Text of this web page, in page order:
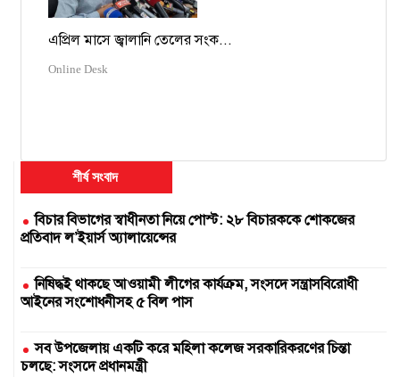
এপ্রিল মাসে জ্বালানি তেলের সংক...
Online Desk
শীর্ষ সংবাদ
বিচার বিভাগের স্বাধীনতা নিয়ে পোস্ট: ২৮ বিচারককে শোকজের
প্রতিবাদ ল’ইয়ার্স অ্যালায়েন্সের
নিষিদ্ধই থাকছে আওয়ামী লীগের কার্যক্রম, সংসদে সন্ত্রাসবিরোধী
আইনের সংশোধনীসহ ৫ বিল পাস
সব উপজেলায় একটি করে মহিলা কলেজ সরকারিকরণের চিন্তা
চলছে: সংসদে প্রধানমন্ত্রী